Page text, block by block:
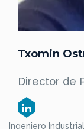
Txomin
Director de
Ingeniero